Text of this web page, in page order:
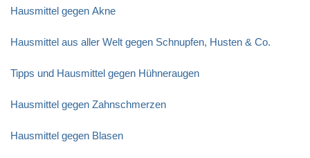
Hausmittel gegen Akne
Hausmittel aus aller Welt gegen Schnupfen, Husten & Co.
Tipps und Hausmittel gegen Hühneraugen
Hausmittel gegen Zahnschmerzen
Hausmittel gegen Blasen